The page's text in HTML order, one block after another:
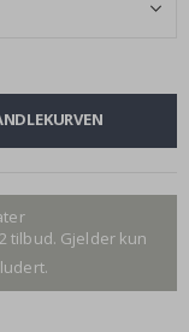
tilbud. Gjelder kun